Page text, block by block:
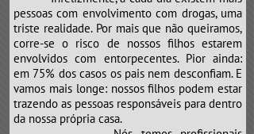
pessoas com envolvimento com drogas, uma
triste realidade. Por mais que não queiramos,
corre-se o risco de nossos filhos estarem
envolvidos com entorpecentes. Pior ainda:
em 75% dos casos os pais nem desconfiam. E
vamos mais longe: nossos filhos podem estar
trazendo as pessoas responsáveis para dentro
da nossa própria casa.